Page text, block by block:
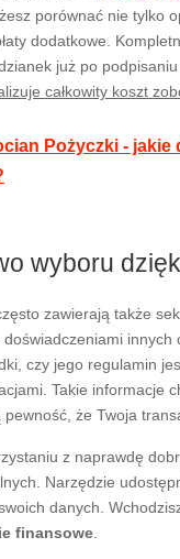
porównać nie tylko
dodatkowe.
już po
całkowity koszt
Pożyczki -
wyboru
zawierają także
czy jego regulamin
Takie informacje
że Twoja
z naprawdę
Narzędzie
danych.
finansowe